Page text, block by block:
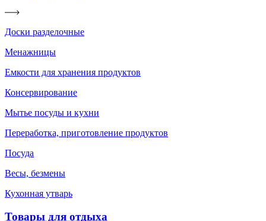
Доски разделочные
Менажницы
Емкости для хранения продуктов
Консервирование
Мытье посуды и кухни
Переработка, приготовление продуктов
Посуда
Весы, безмены
Кухонная утварь
Товары для отдыха